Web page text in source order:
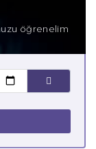
öğrenelim